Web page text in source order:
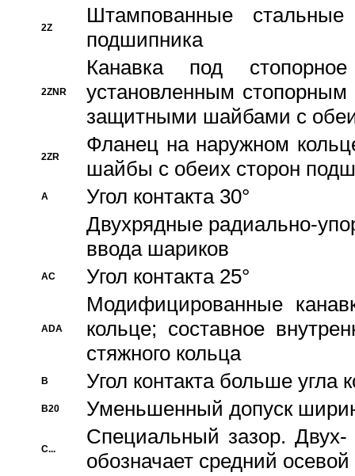
2Z
Штампованные
подшипника
2ZNR
Канавка под
установленным
защитными шайбами с
2ZR
Фланец на наружном
шайбы с обеих сторон
A
Угол контакта 30°
Двухрядные радиально-
ввода шариков
AC Угол контакта 25°
ADA
Модифицированные
кольце; составное
стяжного кольца
B Угол контакта больше угла
B20 Уменьшенный допуск
C...
Специальный зазор.
обозначает средний